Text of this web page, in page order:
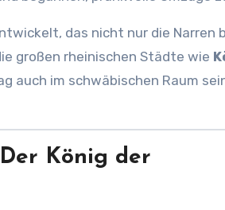
das nicht nur die Narren
großen rheinischen Städte wie
im schwäbischen Raum
König der